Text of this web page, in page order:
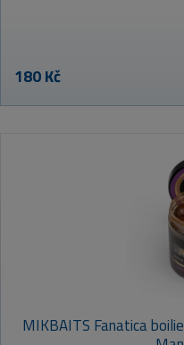
180 Kč
MIKBAITS Fanatica